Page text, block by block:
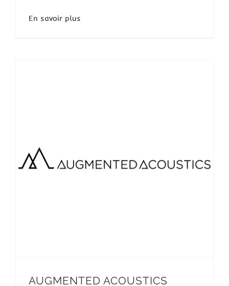
En savoir plus
AUGMENTED ACOUSTICS